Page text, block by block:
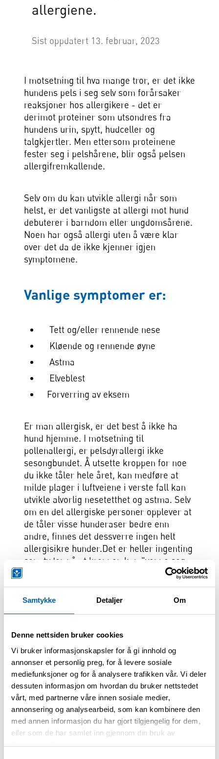
Samtykke Detaljer Om
Denne nettsiden bruker cookies
Vi bruker informasjonskapsler for å gi innhold og
annonser et personlig preg, for å levere sosiale
mediefunksjoner og for å analysere trafikken vår. Vi deler
dessuten informasjon om hvordan du bruker nettstedet
vårt, med partnerne våre innen sosiale medier,
annonsering og analysearbeid, som kan kombinere den
med annen informasjon du har gjort tilgjengelig for dem,
eller som de har samlet inn gjennom din bruk av
tjenestene deres.
allergiene.
Sist oppdatert 13. februar, 2023
I motsetning til hva mange tror, er det ikke
hundens pels i seg selv som forårsaker
reaksjoner hos allergikere - det er
derimot proteiner som utsondres fra
hundens urin, spytt, hudceller og
talgkjertler. Men ettersom proteinene
fester seg i pelshårene, blir også pelsen
allergifremkallende.
Selv om du kan utvikle allergi når som
helst, er det vanligste at allergi mot hund
debuterer i barndom eller ungdomsårene.
Noen har også allergi uten å være klar
over det da de ikke kjenner igjen
symptomene.
Vanlige symptomer er:
Tett og/eller rennende nese
Kløende og rennende øyne
Astma
Elveblest
Forverring av eksem
Er man allergisk, er det best å ikke ha
hund hjemme. I motsetning til
pollenallergi, er pelsdyrallergi ikke
sesongbundet. Å utsette kroppen for noe
du ikke tåler hele året, kan medføre at
milde plager i luftveiene i verste fall kan
utvikle alvorlig nesetetthet og astma. Selv
om en del allergiske personer opplever at
de tåler visse hunderaser bedre enn
andre, finnes det dessverre ingen helt
allergisikre hunder.Det er heller ingenting
som tyder på at kroppen kan "venne seg
hunder og allergi →
Behandling av allergi mot
hund
Den beste behandlingen for hundeallergi
er å ikke ha hund i hjemmet hvis du, eller